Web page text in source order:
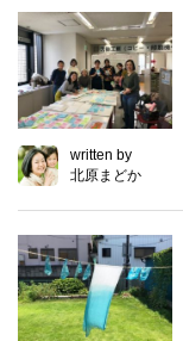
written by
北原まどか